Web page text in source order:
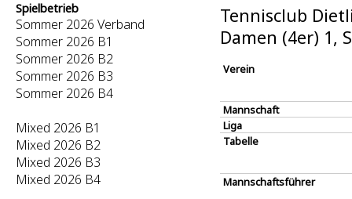
Spielbetrieb
Sommer 2026 Verband
Sommer 2026 B1
Sommer 2026 B2
Sommer 2026 B3
Sommer 2026 B4
Mixed 2026 B1
Mixed 2026 B2
Mixed 2026 B3
Mixed 2026 B4
Tennisclub
Damen (4er) 1,
Verein
Mannschaft
Liga
Tabelle
Mannschaftsführer